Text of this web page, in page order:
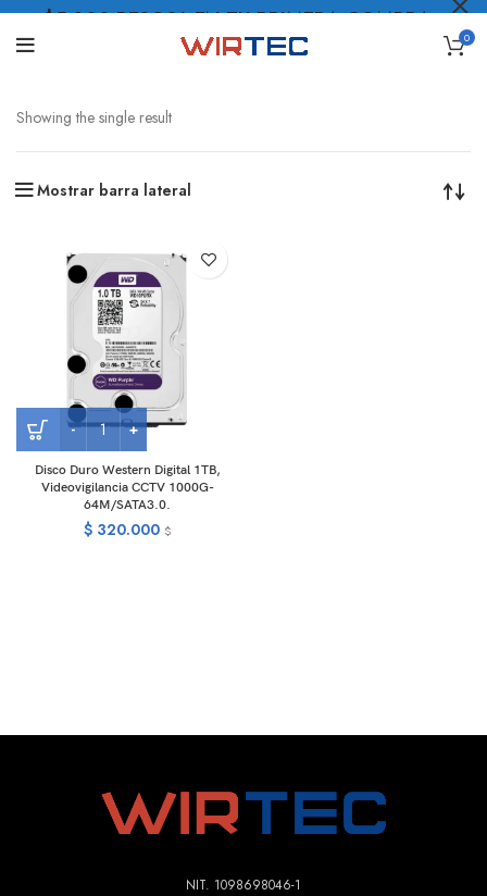
0
Showing the single result
Mostrar barra lateral
Disco Duro Western Digital 1TB,
Videovigilancia CCTV 1000G-
64M/SATA3.0.
$320.000 $
NIT. 1098698046-1
$5.000 PESOS* EN TU PRIMERA COMPRA